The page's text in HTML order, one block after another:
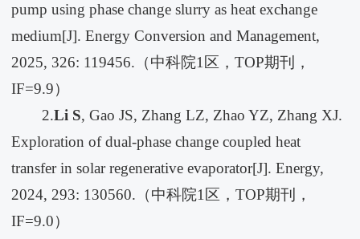
pump using phase change slurry as heat exchange
medium[J]. Energy Conversion and Management,
2025, 326: 119456.（中科院1区，TOP期刊，
IF=9.9）
2.Li S, Gao JS, Zhang LZ, Zhao YZ, Zhang XJ.
Exploration of dual-phase change coupled heat
transfer in solar regenerative evaporator[J]. Energy,
2024, 293: 130560.（中科院1区，TOP期刊，
IF=9.0）